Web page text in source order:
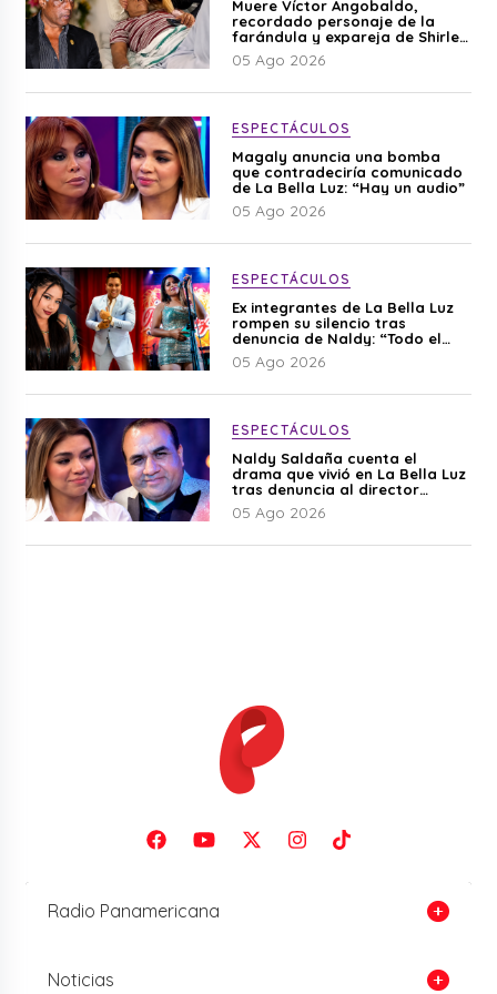
Muere Víctor Angobaldo,
recordado personaje de la
farándula y expareja de Shirley
Cherres
05 Ago 2026
ESPECTÁCULOS
Magaly anuncia una bomba
que contradeciría comunicado
de La Bella Luz: “Hay un audio”
05 Ago 2026
ESPECTÁCULOS
Ex integrantes de La Bella Luz
rompen su silencio tras
denuncia de Naldy: “Todo el
mundo lo sabía”
05 Ago 2026
ESPECTÁCULOS
Naldy Saldaña cuenta el
drama que vivió en La Bella Luz
tras denuncia al director
musical: “No me parece justo”
05 Ago 2026
Radio Panamericana
Noticias